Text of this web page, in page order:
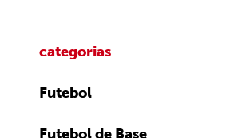
categorias
Futebol
Futebol de Base